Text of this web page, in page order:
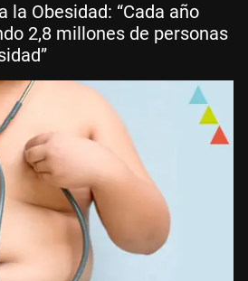
la Obesidad: “Cada año
2,8 millones de personas